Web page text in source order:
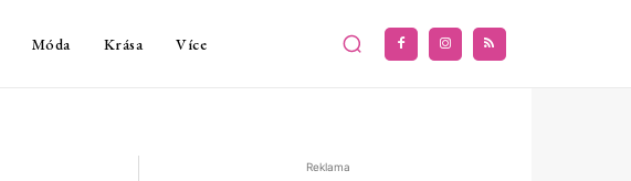
Móda Krása Více
Reklama